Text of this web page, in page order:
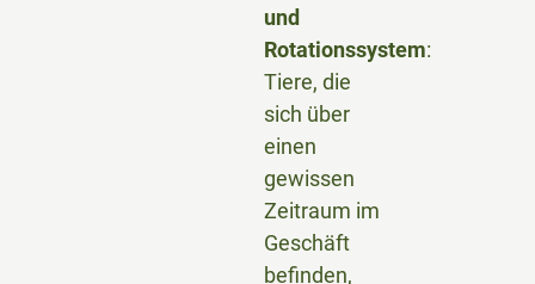
und
Rotationssystem:
Tiere, die
sich über
einen
gewissen
Zeitraum im
Geschäft
befinden,